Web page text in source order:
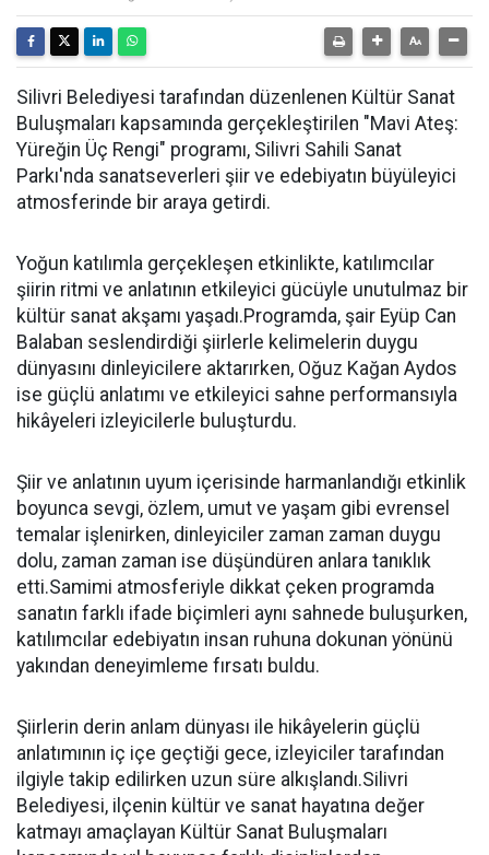
Silivri Belediyesi tarafından düzenlenen Kültür Sanat
Buluşmaları kapsamında gerçekleştirilen "Mavi Ateş:
Yüreğin Üç Rengi" programı, Silivri Sahili Sanat
Parkı'nda sanatseverleri şiir ve edebiyatın büyüleyici
atmosferinde bir araya getirdi.
Yoğun katılımla gerçekleşen etkinlikte, katılımcılar
şiirin ritmi ve anlatının etkileyici gücüyle unutulmaz bir
kültür sanat akşamı yaşadı.Programda, şair Eyüp Can
Balaban seslendirdiği şiirlerle kelimelerin duygu
dünyasını dinleyicilere aktarırken, Oğuz Kağan Aydos
ise güçlü anlatımı ve etkileyici sahne performansıyla
hikâyeleri izleyicilerle buluşturdu.
Şiir ve anlatının uyum içerisinde harmanlandığı etkinlik
boyunca sevgi, özlem, umut ve yaşam gibi evrensel
temalar işlenirken, dinleyiciler zaman zaman duygu
dolu, zaman zaman ise düşündüren anlara tanıklık
etti.Samimi atmosferiyle dikkat çeken programda
sanatın farklı ifade biçimleri aynı sahnede buluşurken,
katılımcılar edebiyatın insan ruhuna dokunan yönünü
yakından deneyimleme fırsatı buldu.
Şiirlerin derin anlam dünyası ile hikâyelerin güçlü
anlatımının iç içe geçtiği gece, izleyiciler tarafından
ilgiyle takip edilirken uzun süre alkışlandı.Silivri
Belediyesi, ilçenin kültür ve sanat hayatına değer
katmayı amaçlayan Kültür Sanat Buluşmaları